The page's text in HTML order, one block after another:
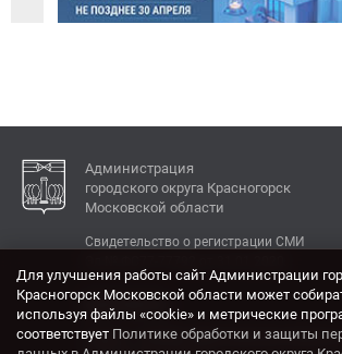
Администрация
городского округа Красногорск
Московской области
Свидетельство о регистрации СМИ
КОНТАКТЫ
Адрес: 143404, Московская
Для улучшения работы сайт Администрации
Красногорск Московской области может
используя файлы «cookie» и метрические
соответствует Политике обработки и защиты